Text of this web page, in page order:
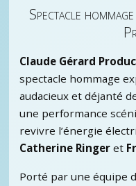
Spectacle
Claude Gérard
spectacle hommage
audacieux et déjanté
une performance
revivre l’énergie
Catherine Ringeret
Porté par une équipe